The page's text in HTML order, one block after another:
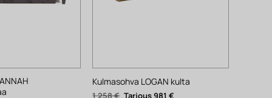
Kulmasohva LOGAN kulta
1 258€ Alkuperäinen
981€